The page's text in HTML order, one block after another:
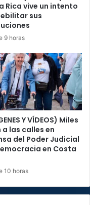
Rica vive un intento
sus
9 horas
Y VÍDEOS) Miles
a las calles en
del Poder Judicial
en Costa
10 horas